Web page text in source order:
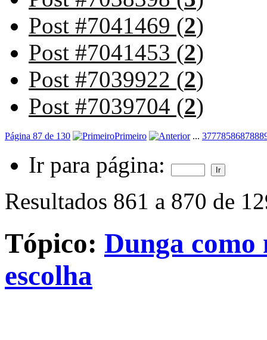
Post #7041469 (2)
Post #7041453 (2)
Post #7039922 (2)
Post #7039704 (2)
Página 87 de 130 Primeiro ... 377785868788
Ir para página:
Resultados 861 a 870 de
Tópico: Dunga como
escolha